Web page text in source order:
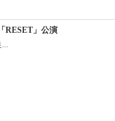
RESET」公演